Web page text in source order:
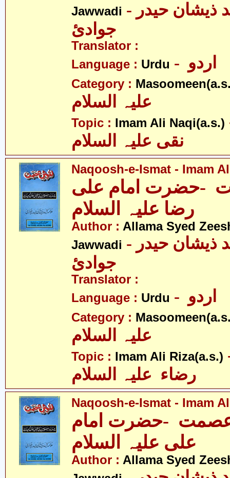
Jawwadi - علامہ سیّد ذیشان حیدر
جوادئ
Translator :
Language : Urdu
Category :
Topic : Imam Ali Naqi(a.s.)
نقی علیہ السلام
Naqoosh-e-Ismat - Imam
-حضرت امام علی
رضا علیہ السلام
Author : Allama Syed
Jawwadi - علامہ سیّد ذیشان حیدر
جوادئ
Translator :
Language : Urdu
Category :
Topic : Imam Ali Riza(a.s.)
رضاء علیہ السلام
Naqoosh-e-Ismat - Imam
-حضرت امام
علی علیہ السلام
Author : Allama Syed